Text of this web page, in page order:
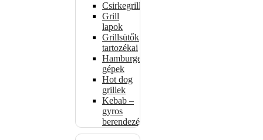
Csirkegrillek
Grill
lapok
Grillsütők
tartozékai
Hamburgerformázó
gépek
Hot dog
grillek
Kebab –
gyros
berendezés